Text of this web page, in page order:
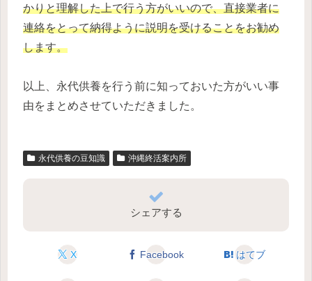
かりと理解した上で行う方がいいので、直接業者に
連絡をとって納得ように説明を受けることをお勧め
します。
以上、永代供養を行う前に知っておいた方がいい事
由をまとめさせていただきました。
永代供養の豆知識 沖縄終活案内所
シェアする
X Facebook はてブ